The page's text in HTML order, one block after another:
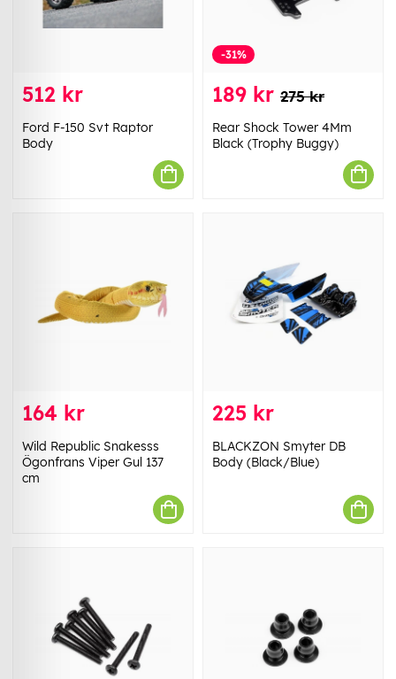
512 kr
Ford F-150 Svt Raptor
Body
-31%
189 kr 275 kr
Rear Shock Tower 4Mm
Black (Trophy Buggy)
164 kr
Wild Republic Snakesss
Ögonfrans Viper Gul 137
cm
225 kr
BLACKZON Smyter DB
Body (Black/Blue)